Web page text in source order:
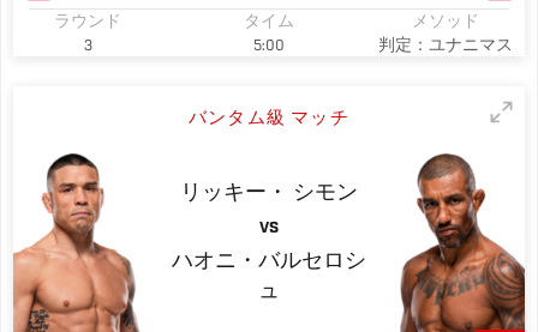
ラウンド
3
タイム
5:00
メソッド
判定：ユナニマス
バンタム級 マッチ
リッキー・ シモン
VS
ハオニ・バルセロシ
ュ